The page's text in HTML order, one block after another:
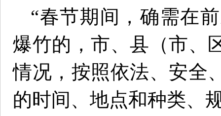
“春节期间，确需在
爆竹的，市、县（市、
情况，按照依法、安全
的时间、地点和种类、